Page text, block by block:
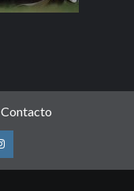
Contacto